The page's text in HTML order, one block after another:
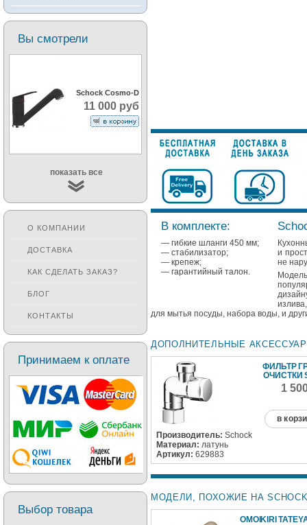
В комплекте:
— гибкие шланги 450 мм;
— стабилизатор;
— крепеж;
— гарантийный талон.
и
не
для мытья посуды, набора воды, и
ДОПОЛНИТЕЛЬНЫЕ
ФИЛЬТР
ОЧИСТКИ
1
в
Производитель: Schock
Материал: латунь
Артикул: 629883
МОДЕЛИ, ПОХОЖИЕ НА SCHOCK
OMOIKIRI
Вы смотрели
Schock Cosmo-D
11 000 руб
показать все
О КОМПАНИИ
ДОСТАВКА
КАК СДЕЛАТЬ ЗАКАЗ?
БЛОГ
КОНТАКТЫ
Принимаем к оплате
Выбор товара